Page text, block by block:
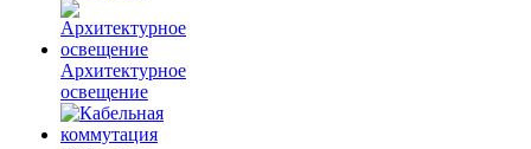
Архитектурное
освещение